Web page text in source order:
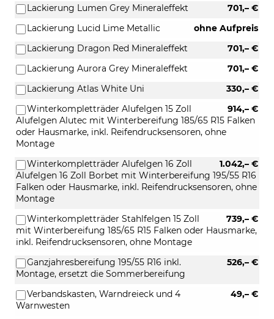
701,– €
Lackierung Lumen Grey Mineraleffekt
ohne Aufpreis
Lackierung Lucid Lime Metallic
701,– €
Lackierung Dragon Red Mineraleffekt
701,– €
Lackierung Aurora Grey Mineraleffekt
330,– €
Lackierung Atlas White Uni
914,– €
Winterkompletträder Alufelgen 15 Zoll
Alufelgen Alutec mit Winterbereifung 185/65 R15 Falken
oder Hausmarke, inkl. Reifendrucksensoren, ohne
Montage
1.042,– €
Winterkompletträder Alufelgen 16 Zoll
Alufelgen 16 Zoll Borbet mit Winterbereifung 195/55 R16
Falken oder Hausmarke, inkl. Reifendrucksensoren, ohne
Montage
739,– €
Winterkompletträder Stahlfelgen 15 Zoll
mit Winterbereifung 185/65 R15 Falken oder Hausmarke,
inkl. Reifendrucksensoren, ohne Montage
526,– €
Ganzjahresbereifung 195/55 R16 inkl.
Montage, ersetzt die Sommerbereifung
49,– €
Verbandskasten, Warndreieck und 4
Warnwesten